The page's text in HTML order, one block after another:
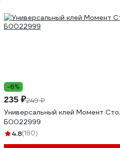
-6%
235 ₽249 ₽
Универсальный клей Момент
Б0022999
4.8(180)